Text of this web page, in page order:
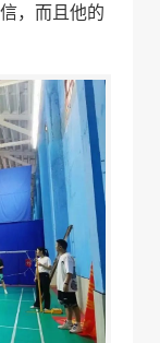
，而且他的